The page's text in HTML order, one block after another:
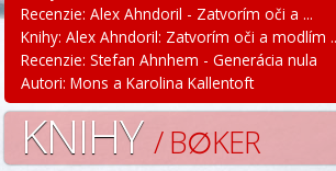
Recenzie: Alex Ahndoril - Zatvorím oči a ...
Knihy: Alex Ahndoril: Zatvorím oči a modlím
Recenzie: Stefan Ahnhem - Generácia nula
Autori: Mons a Karolina Kallentoft
KNIHY/ B∅KER